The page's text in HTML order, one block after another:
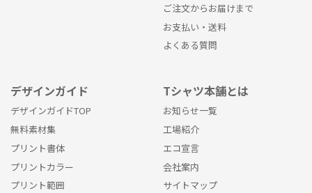
ご注文からお届けまで
お支払い・送料
よくある質問
デザインガイド
デザインガイドTOP
無料素材集
プリント書体
プリントカラー
プリント範囲
Tシャツ本舗とは
お知らせ一覧
工場紹介
エコ宣言
会社案内
サイトマップ